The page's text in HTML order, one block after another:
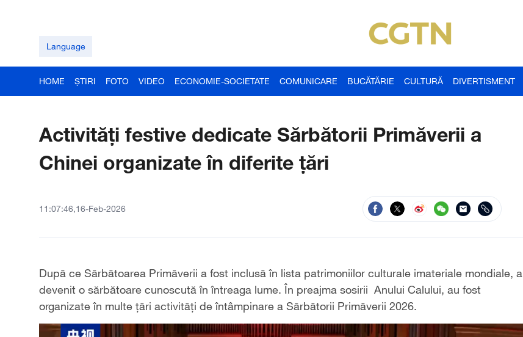
Language
HOME ȘTIRI FOTO VIDEO ECONOMIE-SOCIETATE COMUNICARE BUCĂTĂRIE CULTURĂ DIVERTISMENT
Activități festive dedicate Sărbătorii Primăverii a
Chinei organizate în diferite țări
11:07:46,16-Feb-2026
După ce Sărbătoarea Primăverii a fost inclusă în lista patrimoniilor culturale imateriale mondiale, a
devenit o sărbătoare cunoscută în întreaga lume. În preajma sosirii Anului Calului, au fost
organizate în multe țări activități de întâmpinare a Sărbătorii Primăverii 2026.